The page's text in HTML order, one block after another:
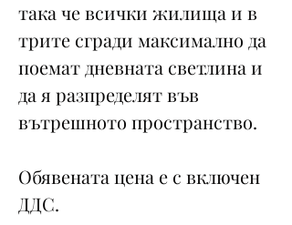
така че всички жилища и в
трите сгради максимално да
поемат дневната светлина и
да я разпределят във
вътрешното пространство.
Обявената цена е с включен
ДДС.